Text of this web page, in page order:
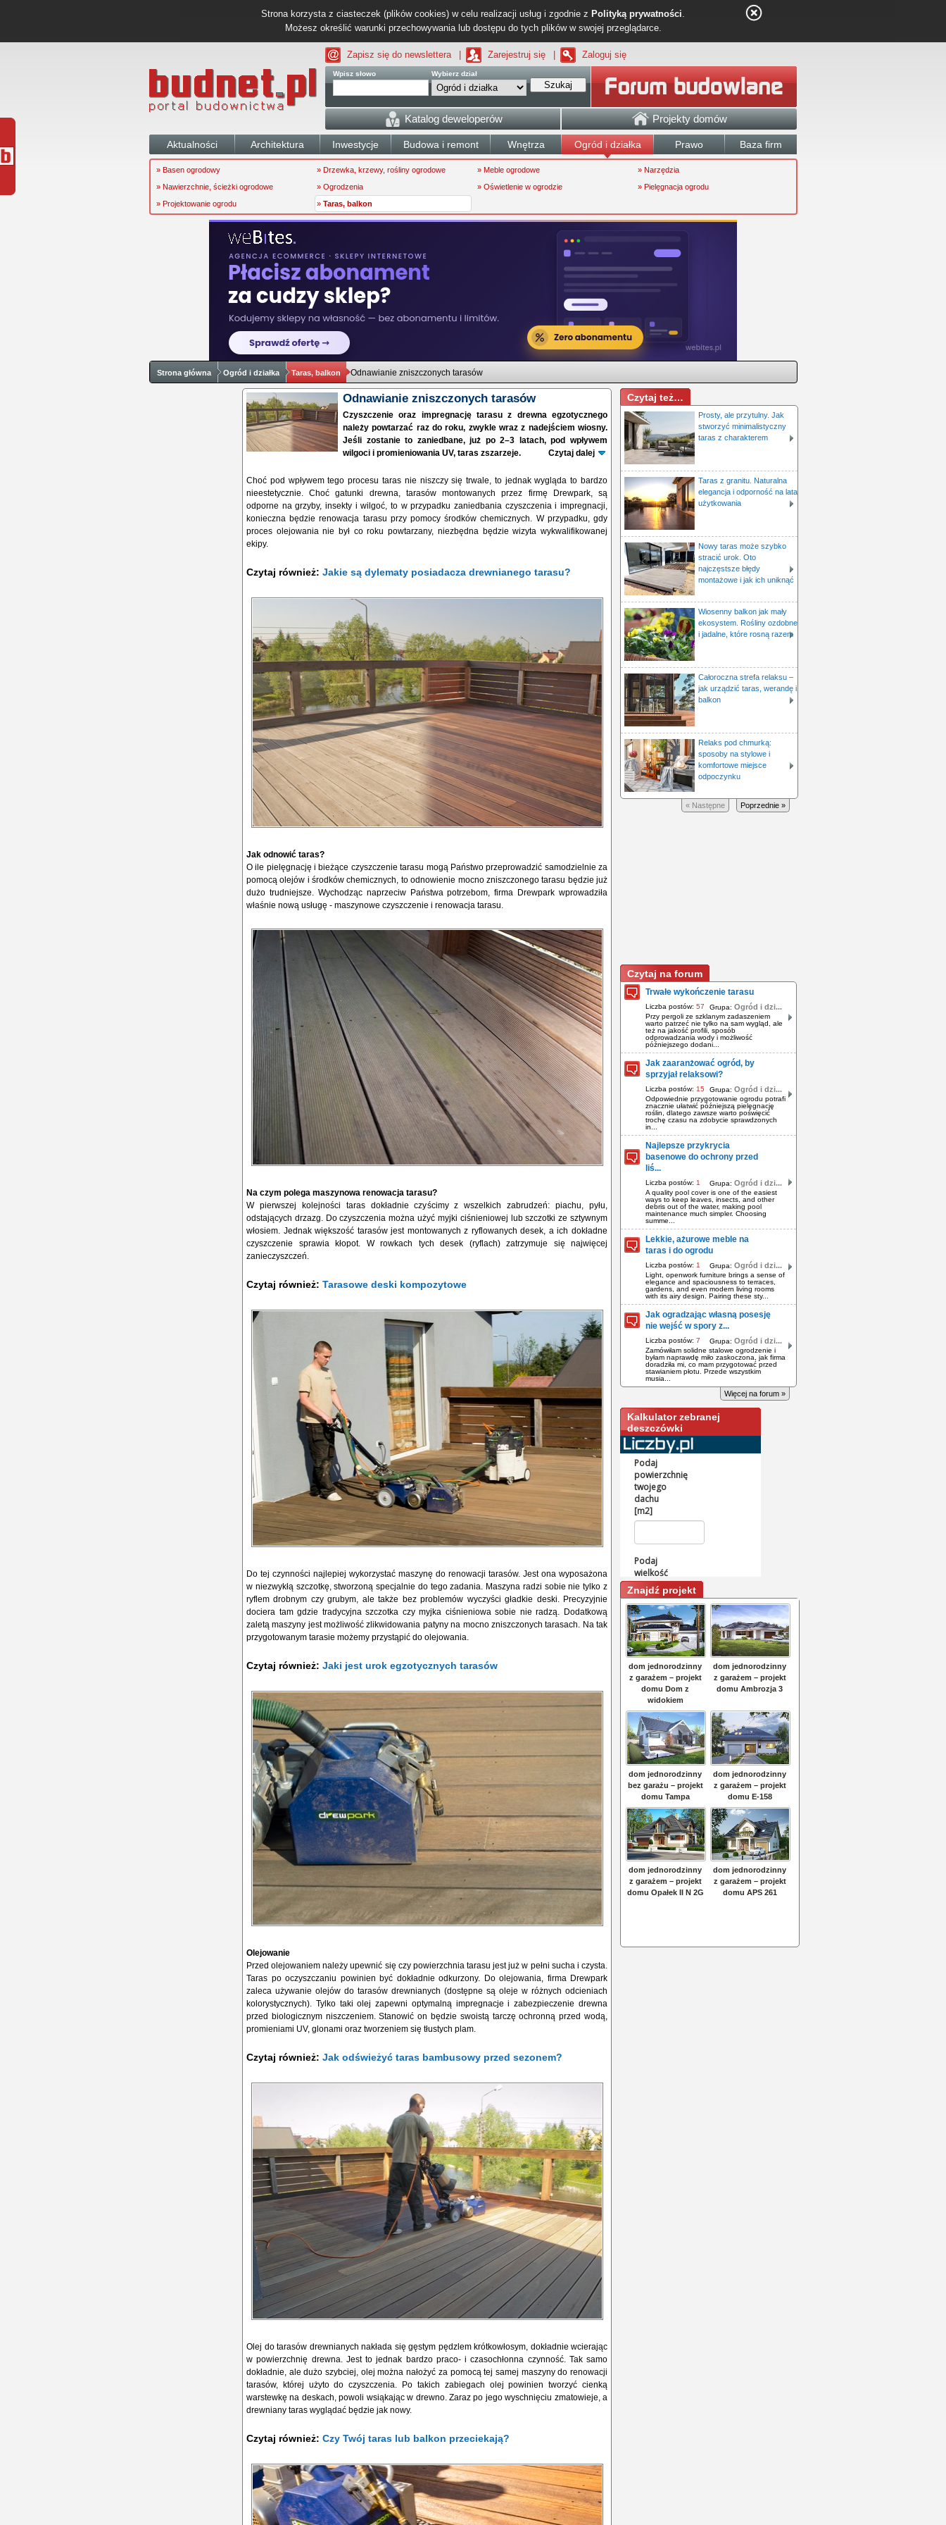
Strona korzysta z ciasteczek (plików cookies) w celu realizacji usług i zgodnie z Polityką prywatności.
Możesz określić warunki przechowywania lub dostępu do tych plików w swojej przeglądarce.
Zapisz się do newslettera Zarejestruj się Zaloguj się
Wpisz słowo Wybierz dział
Szukaj
Katalog deweloperów Projekty domów
Aktualności Architektura Inwestycje Budowa i remont Wnętrza Ogród i działka Prawo Baza firm
» Basen ogrodowy » Drzewka, krzewy, rośliny ogrodowe » Meble ogrodowe
» Narzędzia
» Nawierzchnie, ścieżki ogrodowe
» Ogrodzenia » Oświetlenie w ogrodzie
» Pielęgnacja ogrodu
» Projektowanie ogrodu
» Taras, balkon
Strona główna Ogród i działka Taras, balkon Odnawianie zniszczonych tarasów
Odnawianie zniszczonych tarasów
Czyszczenie oraz impregnację tarasu z drewna egzotycznego
należy powtarzać raz do roku, zwykle wraz z nadejściem wiosny.
Jeśli zostanie to zaniedbane, już po 2–3 latach, pod wpływem
wilgoci i promieniowania UV, taras zszarzeje.
Czytaj dalej
Choć pod wpływem tego procesu taras nie niszczy się trwale, to jednak wygląda to bardzo
nieestetycznie. Choć gatunki drewna, tarasów montowanych przez firmę Drewpark, są
odporne na grzyby, insekty i wilgoć, to w przypadku zaniedbania czyszczenia i impregnacji,
konieczna będzie renowacja tarasu przy pomocy środków chemicznych. W przypadku, gdy
proces olejowania nie był co roku powtarzany, niezbędna będzie wizyta wykwalifikowanej
ekipy.
Czytaj również: Jakie są dylematy posiadacza drewnianego tarasu?
Jak odnowić taras?
O ile pielęgnację i bieżące czyszczenie tarasu mogą Państwo przeprowadzić samodzielnie za
pomocą olejów i środków chemicznych, to odnowienie mocno zniszczonego tarasu będzie już
dużo trudniejsze. Wychodząc naprzeciw Państwa potrzebom, firma Drewpark wprowadziła
właśnie nową usługę - maszynowe czyszczenie i renowacja tarasu.
Na czym polega maszynowa renowacja tarasu?
W pierwszej kolejności taras dokładnie czyścimy z wszelkich zabrudzeń: piachu, pyłu,
odstających drzazg. Do czyszczenia można użyć myjki ciśnieniowej lub szczotki ze sztywnym
włosiem. Jednak większość tarasów jest montowanych z ryflowanych desek, a ich dokładne
czyszczenie sprawia kłopot. W rowkach tych desek (ryflach) zatrzymuje się najwięcej
zanieczyszczeń.
Czytaj również: Tarasowe deski kompozytowe
Do tej czynności najlepiej wykorzystać maszynę do renowacji tarasów. Jest ona wyposażona
w niezwykłą szczotkę, stworzoną specjalnie do tego zadania. Maszyna radzi sobie nie tylko z
ryflem drobnym czy grubym, ale także bez problemów wyczyści gładkie deski. Precyzyjnie
dociera tam gdzie tradycyjna szczotka czy myjka ciśnieniowa sobie nie radzą. Dodatkową
zaletą maszyny jest możliwość zlikwidowania patyny na mocno zniszczonych tarasach. Na tak
przygotowanym tarasie możemy przystąpić do olejowania.
Czytaj również: Jaki jest urok egzotycznych tarasów
Olejowanie
Przed olejowaniem należy upewnić się czy powierzchnia tarasu jest już w pełni sucha i czysta.
Taras po oczyszczaniu powinien być dokładnie odkurzony. Do olejowania, firma Drewpark
zaleca używanie olejów do tarasów drewnianych (dostępne są oleje w różnych odcieniach
kolorystycznych). Tylko taki olej zapewni optymalną impregnacje i zabezpieczenie drewna
przed biologicznym niszczeniem. Stanowić on będzie swoistą tarczę ochronną przed wodą,
promieniami UV, glonami oraz tworzeniem się tłustych plam.
Czytaj również: Jak odświeżyć taras bambusowy przed sezonem?
Olej do tarasów drewnianych nakłada się gęstym pędzlem krótkowłosym, dokładnie wcierając
w powierzchnię drewna. Jest to jednak bardzo praco- i czasochłonna czynność. Tak samo
dokładnie, ale dużo szybciej, olej można nałożyć za pomocą tej samej maszyny do renowacji
tarasów, której użyto do czyszczenia. Po takich zabiegach olej powinien tworzyć cienką
warstewkę na deskach, powoli wsiąkając w drewno. Zaraz po jego wyschnięciu zmatowieje, a
drewniany taras wyglądać będzie jak nowy.
Czytaj również: Czy Twój taras lub balkon przeciekają?
Czytaj też…
Prosty, ale przytulny. Jak
stworzyć minimalistyczny
taras z charakterem
Taras z granitu. Naturalna
elegancja i odporność na lata
użytkowania
Nowy taras może szybko
stracić urok. Oto
najczęstsze błędy
montażowe i jak ich uniknąć
Wiosenny balkon jak mały
ekosystem. Rośliny ozdobne
i jadalne, które rosną razem
Całoroczna strefa relaksu –
jak urządzić taras, werandę i
balkon
Relaks pod chmurką:
sposoby na stylowe i
komfortowe miejsce
odpoczynku
Poprzednie »
« Następne
Czytaj na forum
Trwałe wykończenie tarasu
Liczba postów: 57 Grupa: Ogród i dzi...
Przy pergoli ze szklanym zadaszeniem
warto patrzeć nie tylko na sam wygląd, ale
też na jakość profili, sposób
odprowadzania wody i możliwość
późniejszego dodani...
Jak zaaranżować ogród, by
sprzyjał relaksowi?
Liczba postów: 15 Grupa: Ogród i dzi...
Odpowiednie przygotowanie ogrodu potrafi
znacznie ułatwić późniejszą pielęgnację
roślin, dlatego zawsze warto poświęcić
trochę czasu na zdobycie sprawdzonych
in...
Najlepsze przykrycia
basenowe do ochrony przed
liś...
Liczba postów: 1 Grupa: Ogród i dzi...
A quality pool cover is one of the easiest
ways to keep leaves, insects, and other
debris out of the water, making pool
maintenance much simpler. Choosing
summe...
Lekkie, ażurowe meble na
taras i do ogrodu
Liczba postów: 1 Grupa: Ogród i dzi...
Light, openwork furniture brings a sense of
elegance and spaciousness to terraces,
gardens, and even modern living rooms
with its airy design. Pairing these sty...
Jak ogradzając własną posesję
nie wejść w spory z...
Liczba postów: 7 Grupa: Ogród i dzi...
Zamówiłam solidne stalowe ogrodzenie i
byłam naprawdę miło zaskoczona, jak firma
doradziła mi, co mam przygotować przed
stawianiem płotu. Przede wszystkim
musia...
Więcej na forum »
Kalkulator zebranej
deszczówki
Znajdź projekt